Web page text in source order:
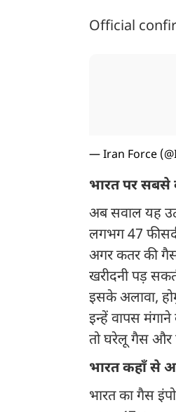
Official
— Iran Force
भारत पर सबसे
अब सवाल यह
लगभग 47
अगर कतर की गैस
खरीदनी पड़
इसके अलावा,
इन्हें वापस
तो घरेलू गैस और
भारत कहाँ से
भारत का गैस